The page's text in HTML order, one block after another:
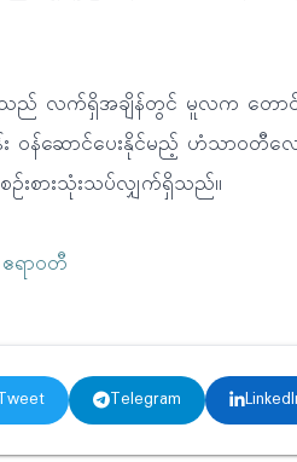
သည် လက်ရှိအချိန်တွင် မူလက တောင်
ဝန်ဆောင်ပေးနိုင်မည့် ဟံသာဝ
းစားသုံးသပ်လျှက်ရှိသည်။
ရာဝတီ
Telegram